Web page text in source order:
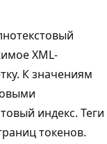
XML-
К значениям
индекс. Теги
токенов.